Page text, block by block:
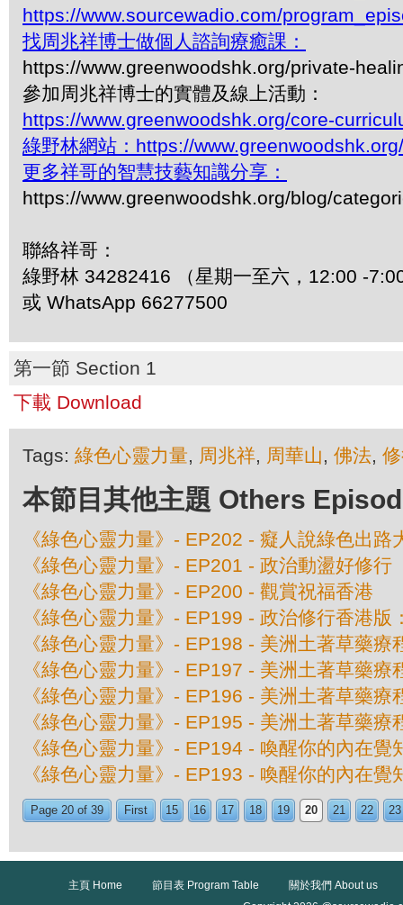
https://www.sourcewadio.com/
找周兆祥博士做個人諮詢療癒課：
https://www.greenwoodshk.org/private-
參加周兆祥博士的實體及線上活動：
https://www.greenwoodshk.org/core-
綠野林網站：https://www.greenwoodshk.org/
更多祥哥的智慧技藝知識分享：
https://www.greenwoodshk.org/blog/
聯絡祥哥：
綠野林 34282416 （星期一至六，12:00 -
或 WhatsApp 66277500
第一節 Section 1
下載 Download
Tags: 綠色心靈力量, 周兆祥, 周華山, 佛法,
本節目其他主題 Others
《綠色心靈力量》- EP202 - 癡人說綠色出路
《綠色心靈力量》- EP201 - 政治動盪好修行
《綠色心靈力量》- EP200 - 觀賞祝福香港
《綠色心靈力量》- EP199 - 政治修行香港
《綠色心靈力量》- EP198 - 美洲土著草藥
《綠色心靈力量》- EP197 - 美洲土著草藥
《綠色心靈力量》- EP196 - 美洲土著草藥
《綠色心靈力量》- EP195 - 美洲土著草藥
《綠色心靈力量》- EP194 - 喚醒你的內在覺
《綠色心靈力量》- EP193 - 喚醒你的內在覺
Page 20 of 39 First 15 16 17 18 19 20 21 22 23
主頁 Home 節目表 Program Table
關於我們 About us